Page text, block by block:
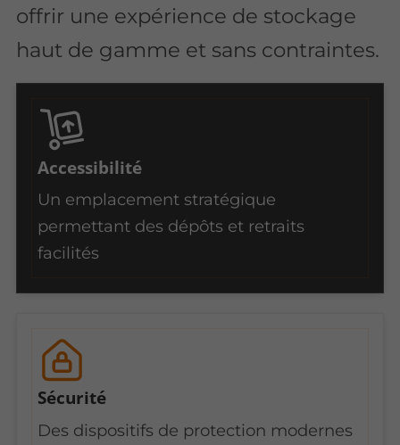
offrir une expérience de stockage
haut de gamme et sans contraintes.
Accessibilité
Un emplacement stratégique
permettant des dépôts et retraits
facilités
Sécurité
Des dispositifs de protection modernes